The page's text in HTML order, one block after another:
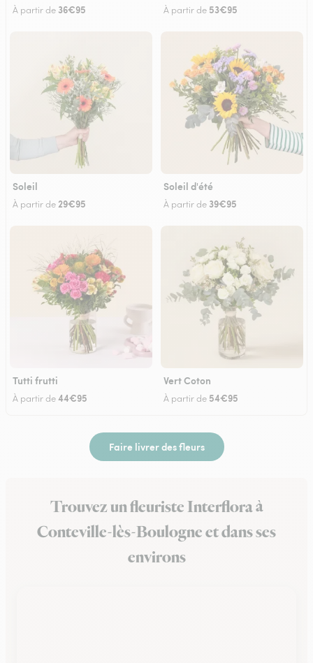
À partir de 36€95 À partir de 53€95
Soleil
À partir de29€95
Soleil d'été
À partir de 39€95
Tutti frutti
À partir de44€95
Vert Coton
À partir de 54€95
Faire livrer des fleurs
Trouvez un fleuriste Interflora à
Conteville-lès-Boulogne et dans ses
environs